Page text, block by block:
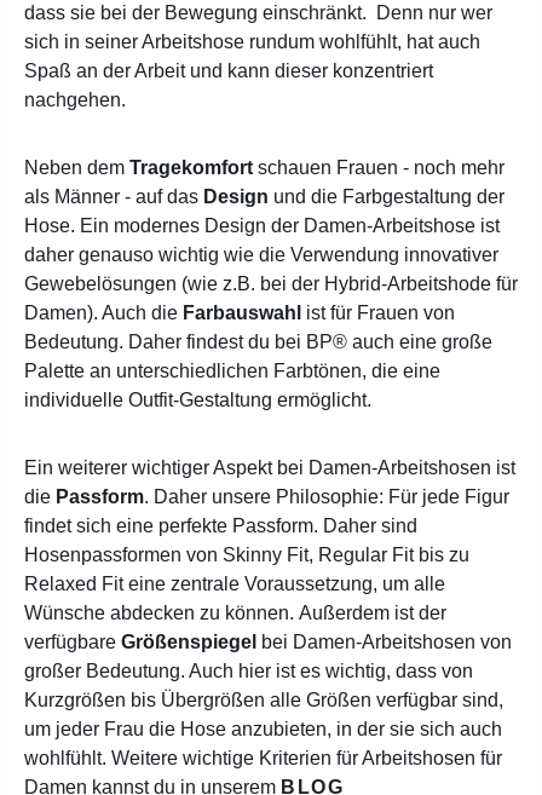
dass sie bei der Bewegung einschränkt. Denn nur wer
sich in seiner Arbeitshose rundum wohlfühlt, hat auch
Spaß an der Arbeit und kann dieser konzentriert
nachgehen.
Neben dem Tragekomfort schauen Frauen - noch mehr
als Männer - auf das Design und die Farbgestaltung der
Hose. Ein modernes Design der Damen-Arbeitshose ist
daher genauso wichtig wie die Verwendung innovativer
Gewebelösungen (wie z.B. bei der Hybrid-Arbeitshode für
Damen). Auch die Farbauswahl ist für Frauen von
Bedeutung. Daher findest du bei BP® auch eine große
Palette an unterschiedlichen Farbtönen, die eine
individuelle Outfit-Gestaltung ermöglicht.
Ein weiterer wichtiger Aspekt bei Damen-Arbeitshosen ist
die Passform. Daher unsere Philosophie: Für jede Figur
findet sich eine perfekte Passform. Daher sind
Hosenpassformen von Skinny Fit, Regular Fit bis zu
Relaxed Fit eine zentrale Voraussetzung, um alle
Wünsche abdecken zu können. Außerdem ist der
verfügbare Größenspiegel bei Damen-Arbeitshosen von
großer Bedeutung. Auch hier ist es wichtig, dass von
Kurzgrößen bis Übergrößen alle Größen verfügbar sind,
um jeder Frau die Hose anzubieten, in der sie sich auch
wohlfühlt. Weitere wichtige Kriterien für Arbeitshosen für
Damen kannst du in unserem BLOG